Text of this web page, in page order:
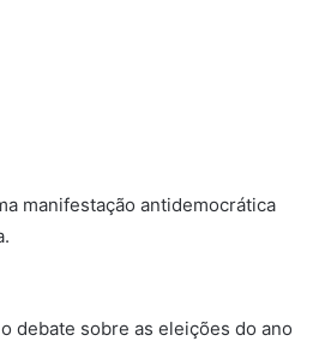
manifestação antidemocrática
debate sobre as eleições do ano